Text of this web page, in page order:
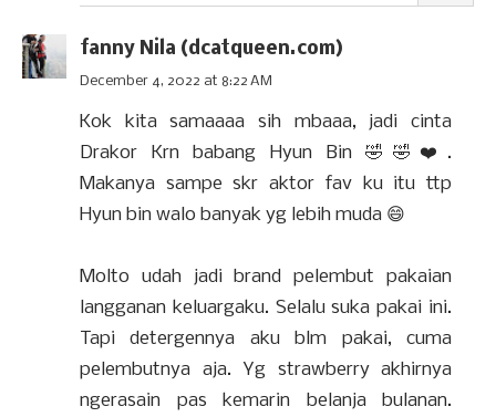
fanny Nila (dcatqueen.com)
December 4, 2022 at 8:22 AM
Kok kita samaaaa sih mbaaa, jadi cinta
Drakor Krn babang Hyun Bin 🤣🤣❤️.
Makanya sampe skr aktor fav ku itu ttp
Hyun bin walo banyak yg lebih muda 😄
Molto udah jadi brand pelembut pakaian
langganan keluargaku. Selalu suka pakai ini.
Tapi detergennya aku blm pakai, cuma
pelembutnya aja. Yg strawberry akhirnya
ngerasain pas kemarin belanja bulanan.